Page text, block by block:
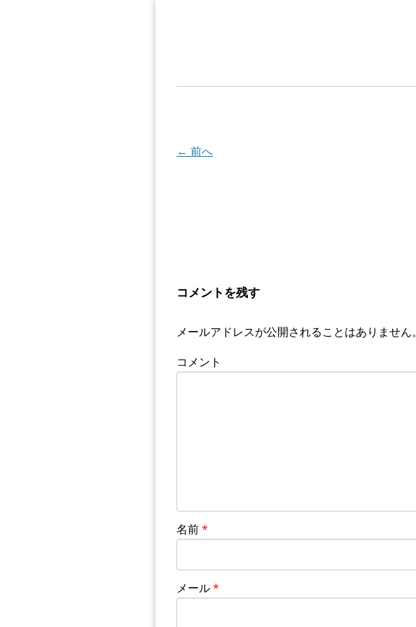
← 前へ
コメントを残す
メールアドレスが公開されることはありません。
コメント
名前*
メール*